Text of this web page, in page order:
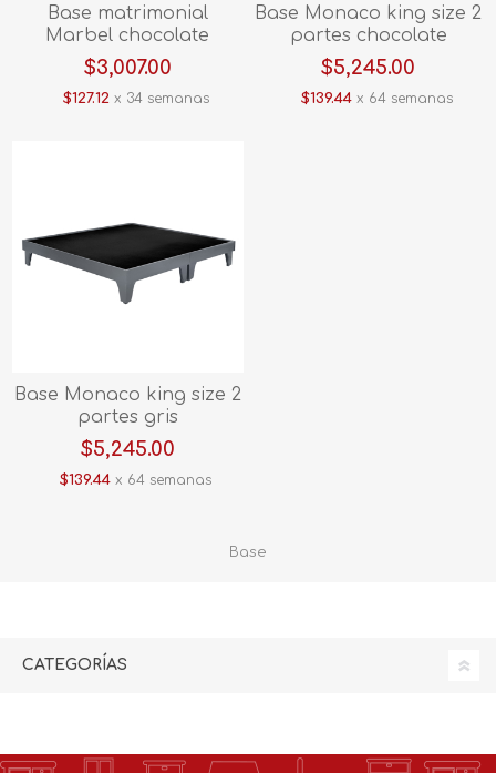
Base matrimonial
Marbel chocolate
$3,007.00
$127.12x 34 semanas
Base Monaco king size 2
partes chocolate
$5,245.00
$139.44x 64 semanas
Base Monaco king size 2
partes gris
$5,245.00
$139.44 x 64 semanas
Base
CATEGORÍAS